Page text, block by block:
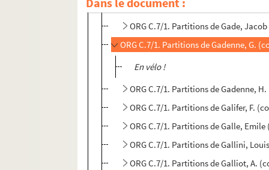
ORG C.7/1. Partitions de Gabutti,
ORG C.7/1. Partitions de Gade,
ORG C.7/1. Partitions de Gadenne, G.
En vélo !
ORG C.7/1. Partitions de Gadenne,
ORG C.7/1. Partitions de Galifer, F.
ORG C.7/1. Partitions de Galle,
ORG C.7/1. Partitions de Gallini,
ORG C.7/1. Partitions de Galliot, A.